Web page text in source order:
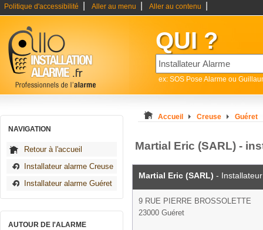
Politique d'accessibilité Aller au menu Aller au contenu
QUI ?
ex: SOS Pose Alarme ou
NAVIGATION
Retour à l'accueil
Installateur alarme Creuse
Installateur alarme Guéret
AUTOUR DE l'ALARME
Accueil Creuse Guéret
Martial Eric (SARL) -
Martial Eric (SARL) -
9 RUE PIERRE BROSSOLETTE
23000 Guéret